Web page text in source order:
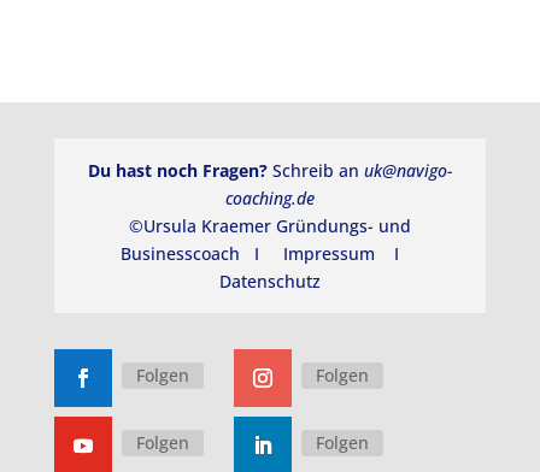
Du hast noch Fragen? Schreib an uk@navigo-
coaching.de
©Ursula Kraemer Gründungs- und
Businesscoach I Impressum I
Datenschutz
Folgen Folgen
Folgen Folgen